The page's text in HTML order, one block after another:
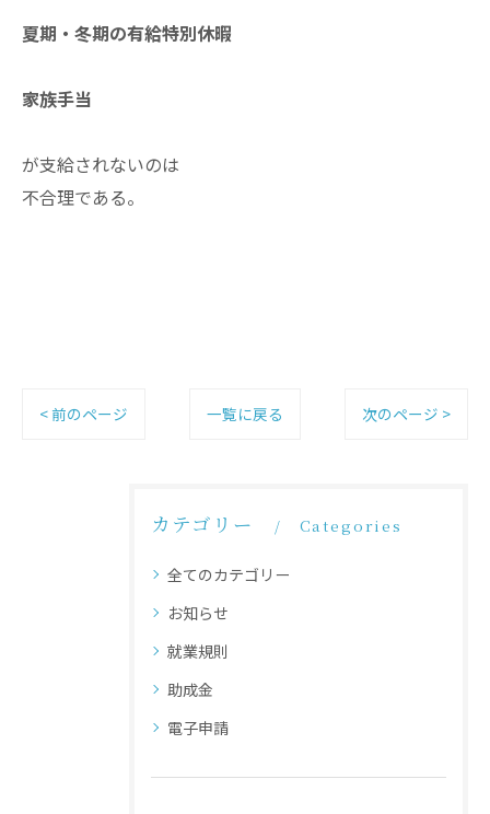
夏期・冬期の有給特別休暇
家族手当
が支給されないのは
不合理である。
< 前のページ 一覧に戻る 次のページ >
カテゴリー Categories
全てのカテゴリー
お知らせ
就業規則
助成金
電子申請